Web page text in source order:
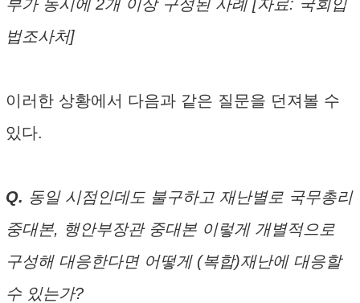
부가 동시에 2개 이상 구성된 사례 [자료: 국회입
법조사처]
이러한 상황에서 다음과 같은 질문을 던져볼 수
있다.
Q. 동일 시점인데도 불구하고 재난별로 국무총리
중대본, 행안부장관 중대본 이렇게 개별적으로
구성해 대응한다면 어떻게 (복합)재난에 대응할
수 있는가?